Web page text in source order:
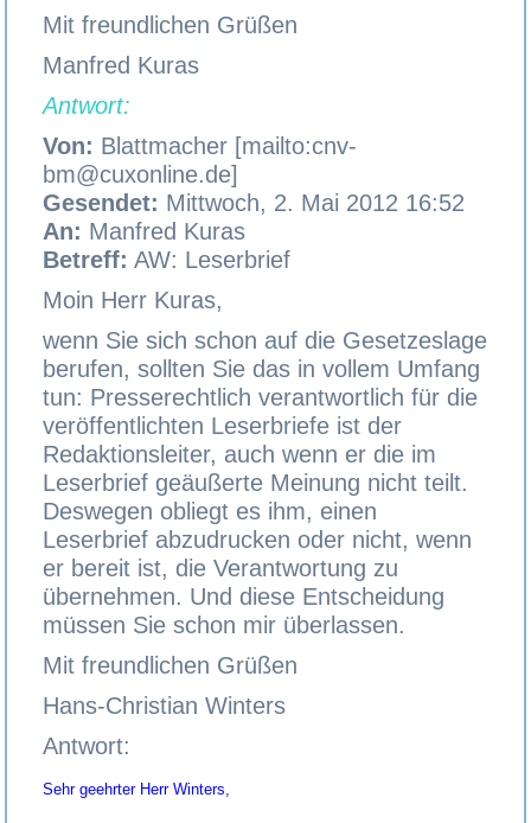
Mit freundlichen Grüßen
Manfred Kuras
Antwort:
Von: Blattmacher [mailto:cnv-
bm@cuxonline.de]
Gesendet: Mittwoch, 2. Mai 2012 16:52
An: Manfred Kuras
Betreff: AW: Leserbrief
Moin Herr Kuras,
wenn Sie sich schon auf die Gesetzeslage
berufen, sollten Sie das in vollem Umfang
tun: Presserechtlich verantwortlich für die
veröffentlichten Leserbriefe ist der
Redaktionsleiter, auch wenn er die im
Leserbrief geäußerte Meinung nicht teilt.
Deswegen obliegt es ihm, einen
Leserbrief abzudrucken oder nicht, wenn
er bereit ist, die Verantwortung zu
übernehmen. Und diese Entscheidung
müssen Sie schon mir überlassen.
Mit freundlichen Grüßen
Hans-Christian Winters
Antwort:
Sehr geehrter Herr Winters,